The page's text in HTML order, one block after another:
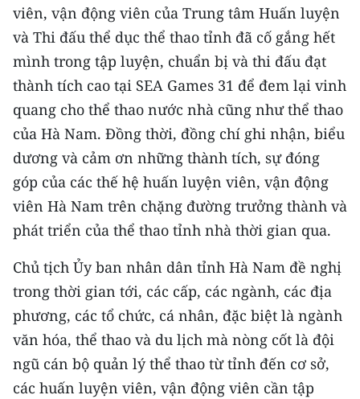
Infographic
TIN MỚI
TIN ĐỊA PHƯƠNG
Trung du và miền núi phía Bắc
Đồng bằng sông Hồng
Bắc Trung Bộ
Nguyên
Đông Nam Bộ
Đồng bằng sông Cửu Long
Chuyên trang Hà Nội
viên, vận động viên của Trung tâm Huấn luyện
và Thi đấu thể dục thể thao tỉnh đã cố gắng hết
mình trong tập luyện, chuẩn bị và thi đấu đạt
thành tích cao tại SEA Games 31 để đem lại vinh
quang cho thể thao nước nhà cũng như thể thao
của Hà Nam. Đồng thời, đồng chí ghi nhận, biểu
dương và cảm ơn những thành tích, sự đóng
góp của các thế hệ huấn luyện viên, vận động
viên Hà Nam trên chặng đường trưởng thành và
phát triển của thể thao tỉnh nhà thời gian qua.
Chủ tịch Ủy ban nhân dân tỉnh Hà Nam đề nghị
trong thời gian tới, các cấp, các ngành, các địa
phương, các tổ chức, cá nhân, đặc biệt là ngành
văn hóa, thể thao và du lịch mà nòng cốt là đội
ngũ cán bộ quản lý thể thao từ tỉnh đến cơ sở,
các huấn luyện viên, vận động viên cần tập